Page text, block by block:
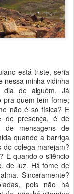
está triste, seria
nessa minha vidinha
dia de alguém. Já
pra quem tem fome;
não é só física? E
de presença, é de
de mensagens de
quando a barriga
do colega marejam?
E quando o silêncio
de luz. Há fome de
Sinceramente?
pois não há